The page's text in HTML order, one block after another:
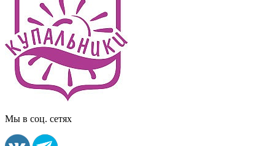
Мы в соц. сетях